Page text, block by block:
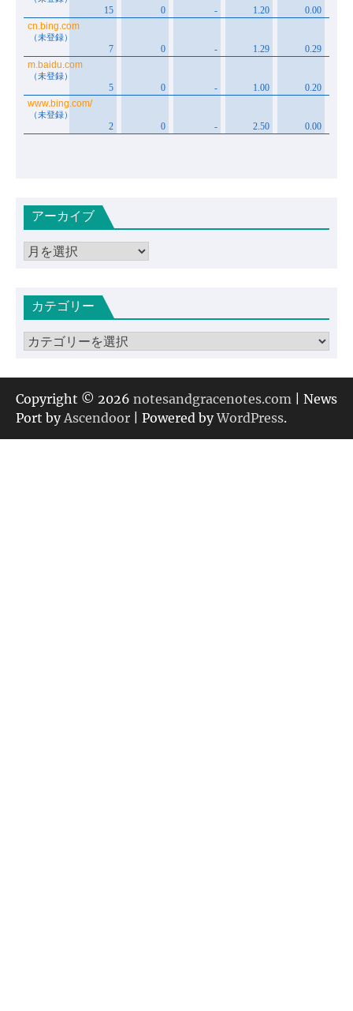
アーカイブ
ア
イカテゴリー
カ
ゴ
リ
ー
Copyright © 2026 notesandgracenotes.com | News
Port byAscendoor | Powered byWordPress.